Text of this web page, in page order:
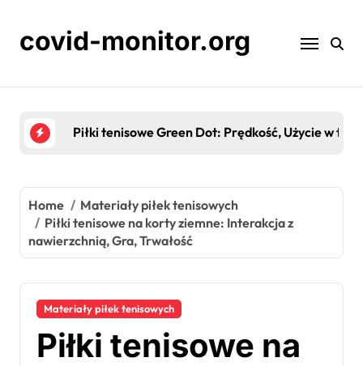
contentcovid-monitor.org
Piłki tenisowe do gry rekreacyjnej: przystępność,
Home
Materiały piłek tenisowych
Piłki tenisowe na korty ziemne: Interakcja z
nawierzchnią, Gra, Trwałość
Materiały piłek tenisowych
Piłki tenisowe na